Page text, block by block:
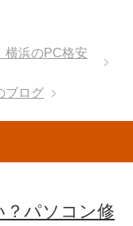
横浜のPC格安
ブログ
パソコン修